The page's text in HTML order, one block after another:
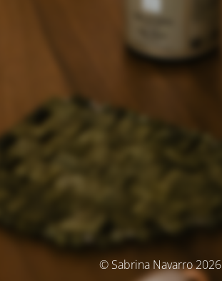
© Sabrina Navarro 2026